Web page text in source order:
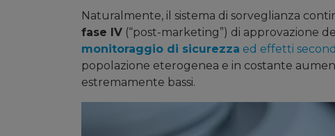
Naturalmente, il sistema di sorveglianza
fase IV (“post-marketing”) di approvazione
monitoraggio di sicurezza ed effetti
popolazione eterogenea e in costante
estremamente bassi.